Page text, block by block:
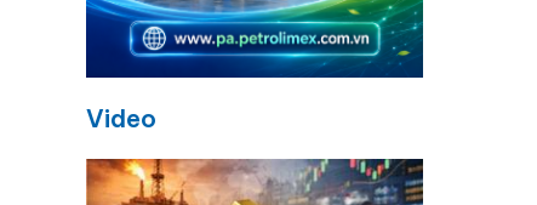
Video